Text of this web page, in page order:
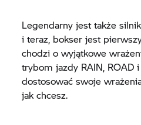
Legendarny jest także
i teraz, bokser jest
chodzi o wyjątkowe
trybom jazdy RAIN, ROAD
dostosować swoje
jak chcesz.